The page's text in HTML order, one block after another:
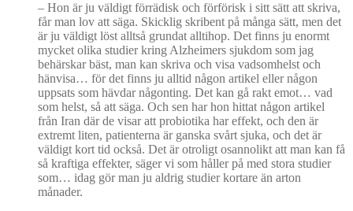
– Hon är ju väldigt förrädisk och förförisk i sitt sätt att skriva,
får man lov att säga. Skicklig skribent på många sätt, men det
är ju väldigt löst alltså grundat alltihop. Det finns ju enormt
mycket olika studier kring Alzheimers sjukdom som jag
behärskar bäst, man kan skriva och visa vadsomhelst och
hänvisa… för det finns ju alltid någon artikel eller någon
uppsats som hävdar någonting. Det kan gå rakt emot… vad
som helst, så att säga. Och sen har hon hittat någon artikel
från Iran där de visar att probiotika har effekt, och den är
extremt liten, patienterna är ganska svårt sjuka, och det är
väldigt kort tid också. Det är otroligt osannolikt att man kan få
så kraftiga effekter, säger vi som håller på med stora studier
som… idag gör man ju aldrig studier kortare än arton
månader.